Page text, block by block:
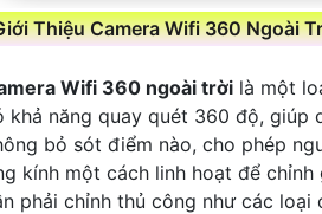
Thiệu Camera Wifi 360 Ngoài
Wifi 360 ngoài trời là một
khả năng quay quét 360 độ, giúp
bỏ sót điểm nào, cho phép
kính một cách linh hoạt để
phải chỉnh thủ công như các loại